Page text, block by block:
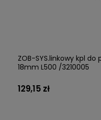
ZOB-SYS.linkowy kpl do
18mm L500 /3210005
129,15 zł